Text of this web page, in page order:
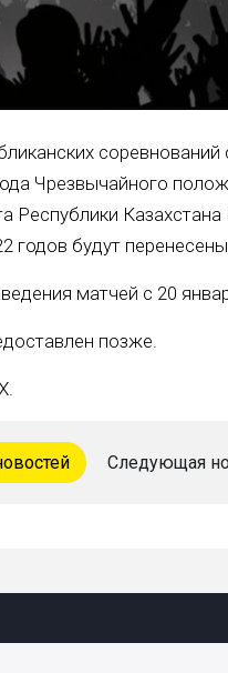
соревнований
Чрезвычайного
Республики
годов будут перенесены.
матчей с 20
позже.
Следующая